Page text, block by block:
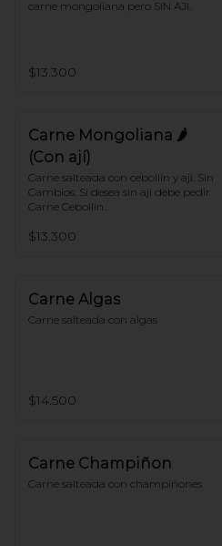
carne mongoliana pero SIN AJI.
$13.300
Carne Mongoliana 🌶
(Con ají)
Carne salteada con cebollín y ají. Sin
Cambios. Si desea sin ají debe pedir
Carne Cebollín.
$13.300
Carne Algas
Carne salteada con algas
$14.500
Carne Champiñon
Carne salteada con champiñones